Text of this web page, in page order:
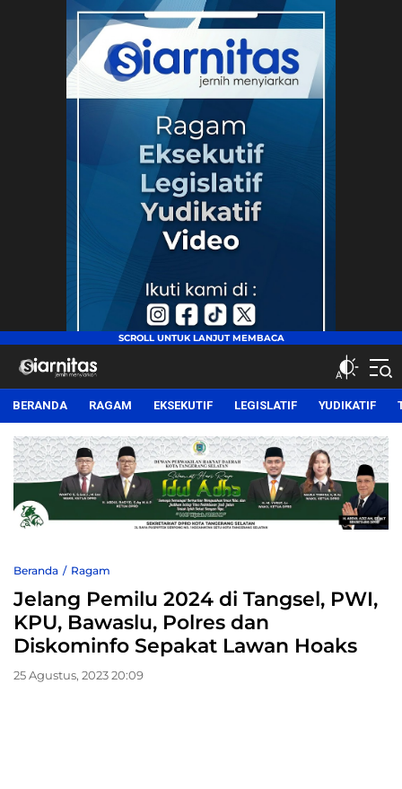
siarnitas
Jernih Menyiarkan
BERANDA RAGAM EKSEKUTIF LEGISLATIF YUDIKATIF
Beranda Ragam
Jelang Pemilu 2024 di Tangsel, PWI,
KPU, Bawaslu, Polres dan
Diskominfo Sepakat Lawan Hoaks
25 Agustus, 2023 20:09